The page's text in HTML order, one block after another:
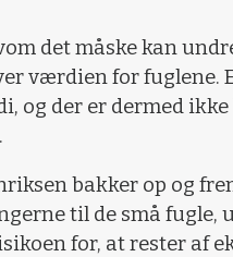
det måske kan
værdien for fuglene.
og der er dermed
bakker op og
til de små fugle,
for, at rester af